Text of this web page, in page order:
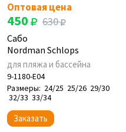
Оптовая цена
450 630
Сабо
Nordman Schlops
для пляжа и бассейна
9-1180-E04
Размеры: 24/25 25/26 29/30
32/33 33/34
Заказать